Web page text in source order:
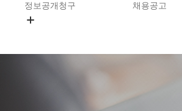
정보공개청구
채용공고